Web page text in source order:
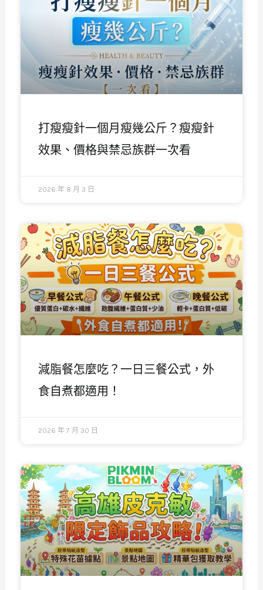
打瘦瘦針一個月瘦幾公斤？瘦瘦針
效果、價格與禁忌族群一次看
2026 年 8 月 3 日
減脂餐怎麼吃？一日三餐公式，外
食自煮都適用！
2026 年 7 月 30 日